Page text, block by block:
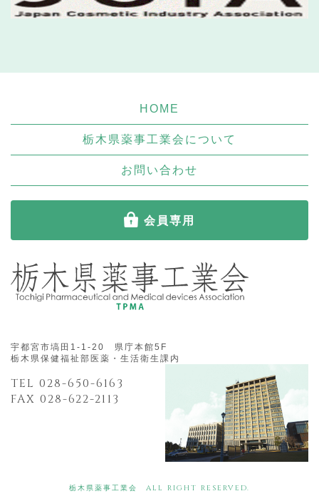
HOME
栃木県薬事工業会について
お問い合わせ
会員専用
宇都宮市塙田1-1-20 県庁本館5F
栃木県保健福祉部医薬・生活衛生課内
TEL 028-650-6163
FAX 028-622-2113
栃木県薬事工業会 ALL RIGHT RESERVED.